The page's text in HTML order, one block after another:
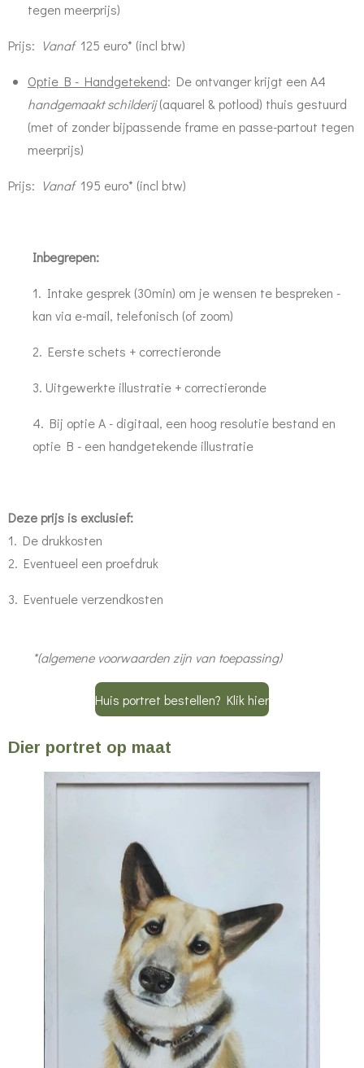
tegen meerprijs)
Prijs: Vanaf125 euro* (incl btw)
Optie B - Handgetekend: De ontvanger krijgt een A4
handgemaakt schilderij(aquarel & potlood) thuis gestuurd
(met of zonder bijpassende frame en passe-partout tegen
meerprijs)
Prijs: Vanaf195 euro* (incl btw)
Inbegrepen:
1. Intake gesprek (30min) om je wensen te bespreken -
kan via e-mail, telefonisch (of zoom)
2. Eerste schets + correctieronde
3. Uitgewerkte illustratie + correctieronde
4. Bij optie A - digitaal, een hoog resolutie bestand en
optie B - een handgetekende illustratie
Deze prijs is exclusief:
1. De drukkosten
2. Eventueel een proefdruk
3. Eventuele verzendkosten
*(algemene voorwaarden zijn van toepassing)
Huis portret bestellen? Klik hier
Dier portret op maat